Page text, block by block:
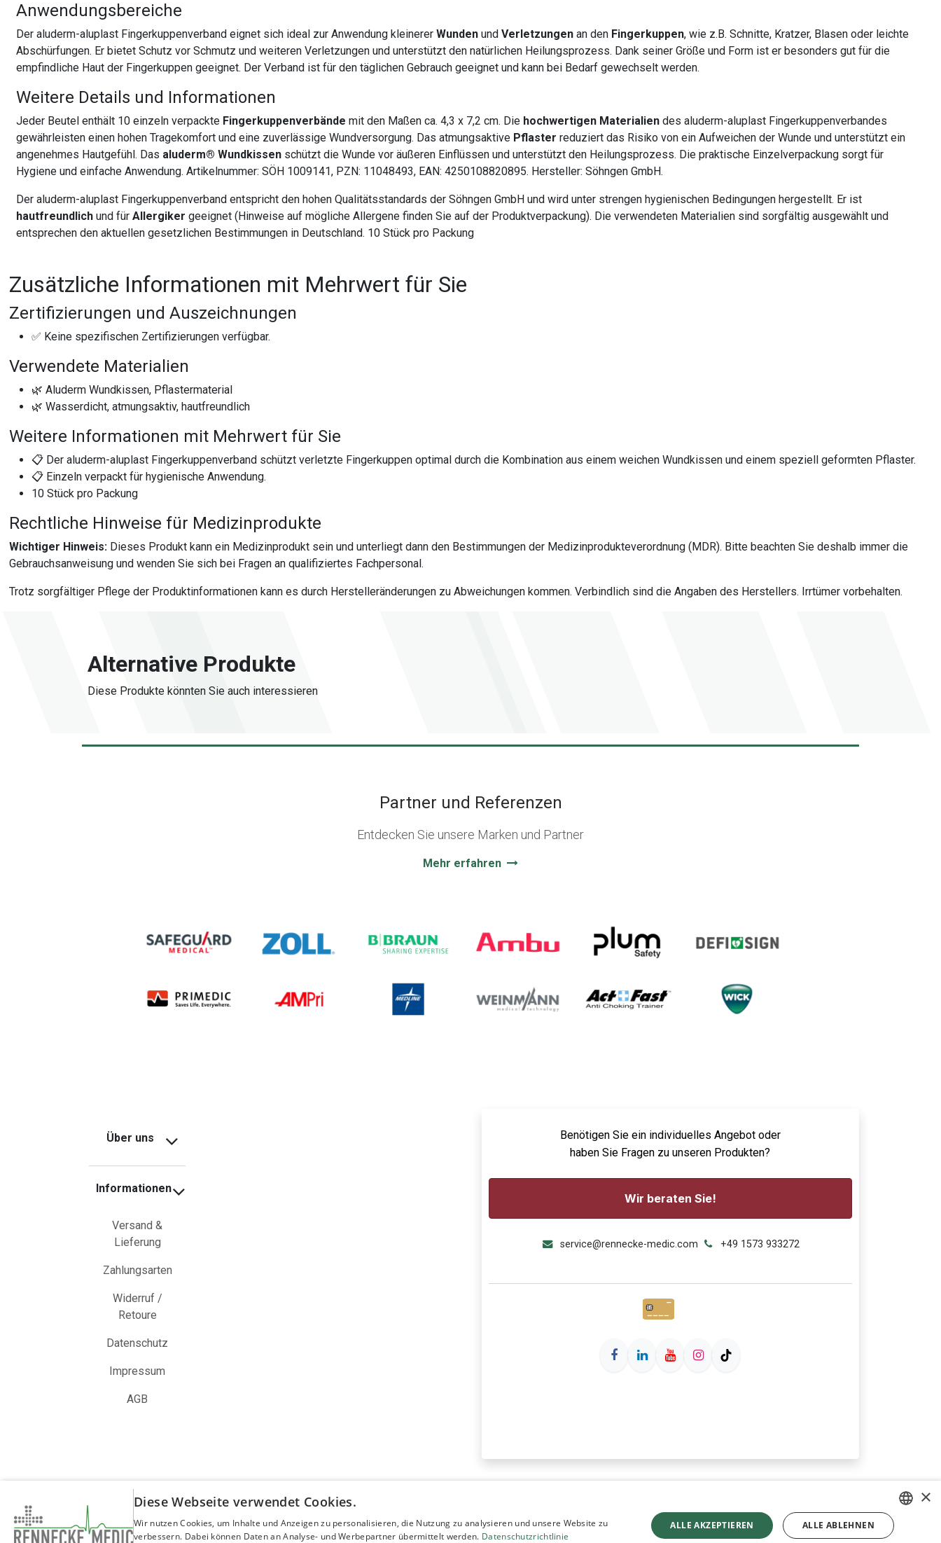
Anwendungsbereiche
Der aluderm-aluplast Fingerkuppenverband eignet sich ideal zur Anwendung kleinererWunden undVerletzungen an den Fingerkuppen, wie z.B. Schnitte, Kratzer, Blasen oder leichte
Abschürfungen. Er bietet Schutz vor Schmutz und weiteren Verletzungen und unterstützt den natürlichen Heilungsprozess. Dank seiner Größe und Form ist er besonders gut für die
empfindliche Haut der Fingerkuppen geeignet. Der Verband ist für den täglichen Gebrauch geeignet und kann bei Bedarf gewechselt werden.
Weitere Details und Informationen
Jeder Beutel enthält 10 einzeln verpackte Fingerkuppenverbände mit den Maßen ca. 4,3 x 7,2 cm. Die hochwertigen Materialien des aluderm-aluplast Fingerkuppenverbandes
gewährleisten einen hohen Tragekomfort und eine zuverlässige Wundversorgung. Das atmungsaktive Pflaster reduziert das Risiko von ein Aufweichen der Wunde und unterstützt ein
angenehmes Hautgefühl. Das aluderm® Wundkissen schützt die Wunde vor äußeren Einflüssen und unterstützt den Heilungsprozess. Die praktische Einzelverpackung sorgt für
Hygiene und einfache Anwendung. Artikelnummer: SÖH 1009141, PZN: 11048493, EAN: 4250108820895. Hersteller: Söhngen GmbH.
Der aluderm-aluplast Fingerkuppenverband entspricht den hohen Qualitätsstandards der Söhngen GmbH und wird unter strengen hygienischen Bedingungen hergestellt. Er ist
hautfreundlich und fürAllergiker geeignet (Hinweise auf mögliche Allergene finden Sie auf der Produktverpackung). Die verwendeten Materialien sind sorgfältig ausgewählt und
entsprechen den aktuellen gesetzlichen Bestimmungen in Deutschland. 10 Stück pro Packung
Zusätzliche Informationen mit Mehrwert für Sie
Zertifizierungen und Auszeichnungen
✅ Keine spezifischen Zertifizierungen verfügbar.
Verwendete Materialien
🌿 Aluderm Wundkissen, Pflastermaterial
🌿 Wasserdicht, atmungsaktiv, hautfreundlich
Weitere Informationen mit Mehrwert für Sie
📋 Der aluderm-aluplast Fingerkuppenverband schützt verletzte Fingerkuppen optimal durch die Kombination aus einem weichen Wundkissen und einem speziell geformten Pflaster.
📋 Einzeln verpackt für hygienische Anwendung.
10 Stück pro Packung
Rechtliche Hinweise für Medizinprodukte
Wichtiger Hinweis: Dieses Produkt kann ein Medizinprodukt sein und unterliegt dann den Bestimmungen der Medizinprodukteverordnung (MDR). Bitte beachten Sie deshalb immer die
Gebrauchsanweisung und wenden Sie sich bei Fragen an qualifiziertes Fachpersonal.
Trotz sorgfältiger Pflege der Produktinformationen kann es durch Herstelleränderungen zu Abweichungen kommen. Verbindlich sind die Angaben des Herstellers. Irrtümer vorbehalten.
Alternative Produkte
Diese Produkte könnten Sie auch interessieren
Partner und Referenzen
Entdecken Sie unsere Marken und Partner
Mehr erfahren
Über uns
Informationen
Versand &
Lieferung
Zahlungsarten
Widerruf /
Retoure
Datenschutz
Impressum
AGB
Benötigen Sie ein individuelles Angebot oder
haben Sie Fragen zu unseren Produkten?
Wir beraten Sie!
service@rennecke-medic.com +49 1573 933272
GERMAN
×
Diese Webseite verwendet Cookies.
Wir nutzen Cookies, um Inhalte und Anzeigen zu personalisieren, die Nutzung zu analysieren und unsere Website zu
verbessern. Dabei können Daten an Analyse- und Werbepartner übermittelt werden. Datenschutzrichtlinie
ALLE AKZEPTIEREN ALLE ABLEHNEN